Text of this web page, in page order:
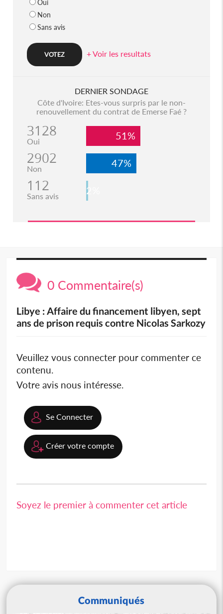
Oui
Non
Sans avis
+ Voir les resultats
DERNIER SONDAGE
Côte d'Ivoire: Etes-vous surpris par le non-
renouvellement du contrat de Emerse Faé ?
3128
Oui 51%
2902
Non 47%
112
Sans avis 2%
0 Commentaire(s)
Libye : Affaire du financement libyen, sept
ans de prison requis contre Nicolas Sarkozy
Veuillez vous connecter pour commenter ce
contenu.
Votre avis nous intéresse.
Se Connecter
Créer votre compte
Soyez le premier à commenter cet article
Communiqués